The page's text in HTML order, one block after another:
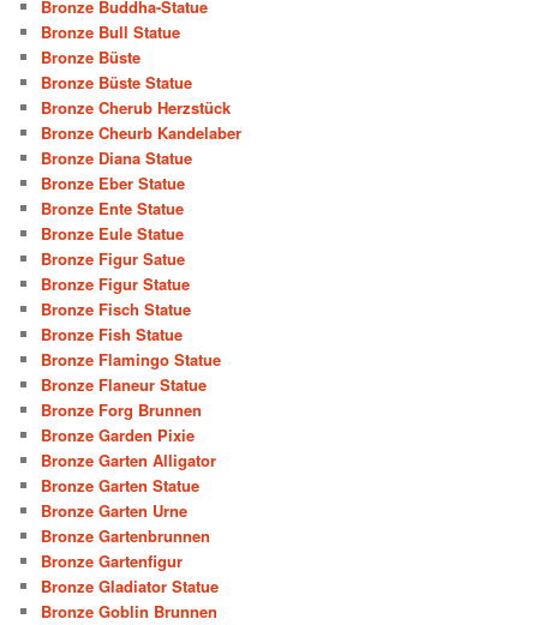
Bronze Buddha-Statue
Bronze Bull Statue
Bronze Büste
Bronze Büste Statue
Bronze Cherub Herzstück
Bronze Cheurb Kandelaber
Bronze Diana Statue
Bronze Eber Statue
Bronze Ente Statue
Bronze Eule Statue
Bronze Figur Satue
Bronze Figur Statue
Bronze Fisch Statue
Bronze Fish Statue
Bronze Flamingo Statue
Bronze Flaneur Statue
Bronze Forg Brunnen
Bronze Garden Pixie
Bronze Garten Alligator
Bronze Garten Statue
Bronze Garten Urne
Bronze Gartenbrunnen
Bronze Gartenfigur
Bronze Gladiator Statue
Bronze Goblin Brunnen